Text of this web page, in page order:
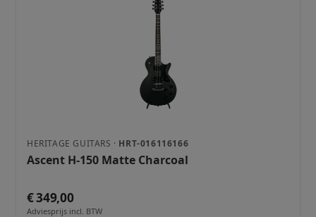
HERITAGE GUITARS · HRT-016116166
Ascent H-150 Matte Charcoal
€ 349,00
Adviesprijs incl. BTW